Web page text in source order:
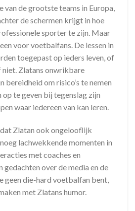
de grootste teams in Europa,
de schermen krijgt in hoe
sporter te zijn. Maar
voor voetbalfans. De lessen in
toegepast op ieders leven, of
niet. Zlatans onwrikbare
bereidheid om risico’s te nemen
op te geven bij tegenslag zijn
waar iedereen van kan leren.
Zlatan ook ongelooflijk
lachwekkende momenten in
met coaches en
over de media en de
geen die-hard voetbalfan bent,
met Zlatans humor.